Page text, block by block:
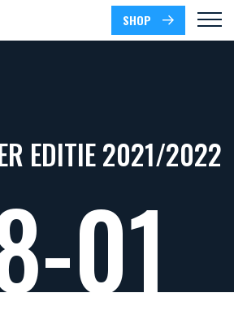
SHOP
EDITIE 2021/2022
01